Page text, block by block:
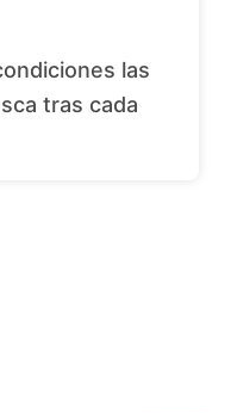
tras cada